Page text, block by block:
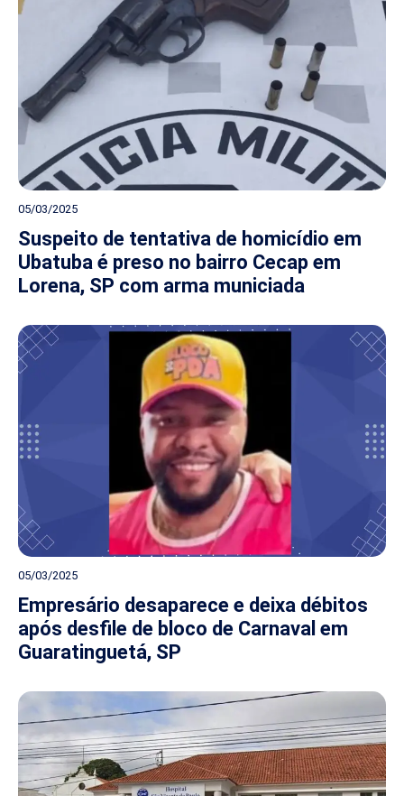
05/03/2025
Suspeito de tentativa de homicídio em
Ubatuba é preso no bairro Cecap em
Lorena, SP com arma municiada
05/03/2025
Empresário desaparece e deixa débitos
após desfile de bloco de Carnaval em
Guaratinguetá, SP